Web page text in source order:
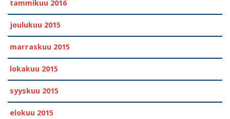
tammikuu 2016
joulukuu 2015
marraskuu 2015
lokakuu 2015
syyskuu 2015
elokuu 2015